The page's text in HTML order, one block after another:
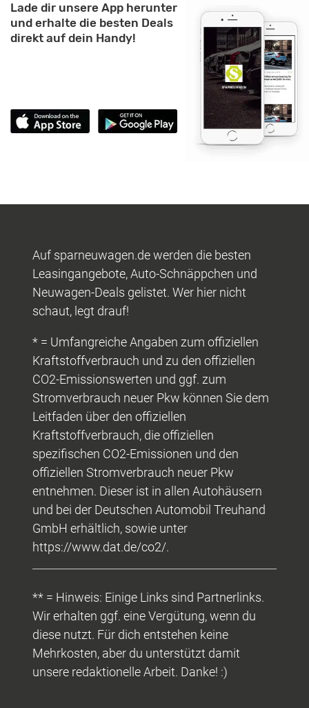
Lade dir unsere App herunter
und erhalte die besten Deals
direkt auf dein Handy!
Auf sparneuwagen.de werden die besten
Leasingangebote, Auto-Schnäppchen und
Neuwagen-Deals gelistet. Wer hier nicht
schaut, legt drauf!
* = Umfangreiche Angaben zum offiziellen
Kraftstoffverbrauch und zu den offiziellen
CO2-Emissionswerten und ggf. zum
Stromverbrauch neuer Pkw können Sie dem
Leitfaden über den offiziellen
Kraftstoffverbrauch, die offiziellen
spezifischen CO2-Emissionen und den
offiziellen Stromverbrauch neuer Pkw
entnehmen. Dieser ist in allen Autohäusern
und bei der Deutschen Automobil Treuhand
GmbH erhältlich, sowie unter
https://www.dat.de/co2/.
** = Hinweis: Einige Links sind Partnerlinks.
Wir erhalten ggf. eine Vergütung, wenn du
diese nutzt. Für dich entstehen keine
Mehrkosten, aber du unterstützt damit
unsere redaktionelle Arbeit. Danke! :)